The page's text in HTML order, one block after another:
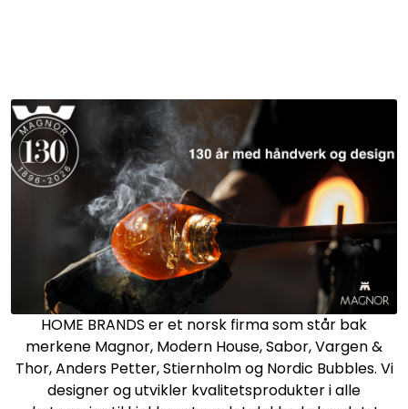
HOME BRANDS er et norsk firma som står bak
merkene Magnor, Modern House, Sabor, Vargen &
Thor, Anders Petter, Stiernholm og Nordic Bubbles. Vi
designer og utvikler kvalitetsprodukter i alle
Aktuelt
Om oss
Katalog
Bærekraft
Jobb hos oss